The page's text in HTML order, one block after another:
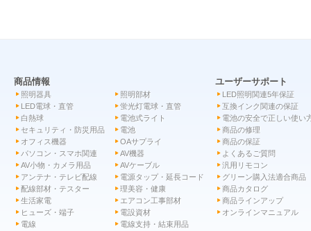
商品情報
照明器具
照明部材
LED電球・直管
蛍光灯電球・直管
白熱球
電池式ライト
セキュリティ・防災用品
電池
オフィス機器
OAサプライ
パソコン・スマホ関連
AV機器
AV小物・カメラ用品
AVケーブル
アンテナ・テレビ配線
電源タップ・延長コード
配線部材・テスター
理美容・健康
生活家電
エアコン工事部材
ヒューズ・端子
電設資材
電線
電線支持・結束用品
ユーザーサポート
LED照明関連5年保証
互換インク関連の保証
電池の安全で正しい使い
商品の修理
商品の保証
よくあるご質問
汎用リモコン
グリーン購入法適合商品
商品カタログ
商品ラインアップ
オンラインマニュアル